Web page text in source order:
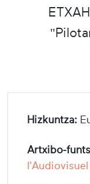
Hizkuntza:
Artxibo-
l'Audiovisuel